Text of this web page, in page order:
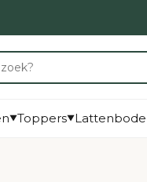
▼Toppers▼